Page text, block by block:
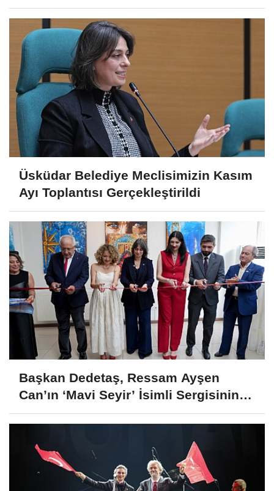
Dönüşüm Süreci Başladı
Üsküdar Belediye Meclisimizin Kasım
Ayı Toplantısı Gerçekleştirildi
Başkan Dedetaş, Ressam Ayşen
Can’ın ‘Mavi Seyir’ İsimli Sergisinin
Açılışına Katıldı